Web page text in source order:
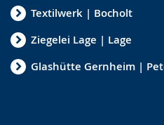
Textilwerk | Bocholt
Ziegelei Lage | Lage
Glashütte Gernheim |